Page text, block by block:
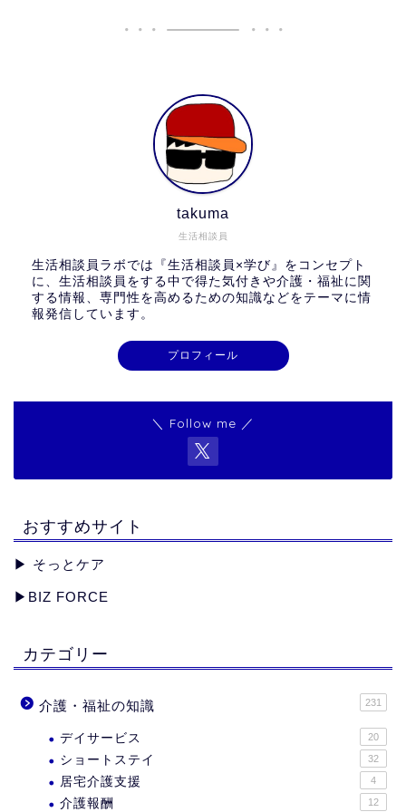
生活相談員
takuma
生活相談員ラボでは『生活相談員×学び』をコンセプト
に、生活相談員をする中で得た気付きや介護・福祉に関
する情報、専門性を高めるための知識などをテーマに情
報発信しています。
プロフィール
＼ Follow me ／
おすすめサイト
▶︎ そっとケア
▶︎ BIZ FORCE
カテゴリー
介護・福祉の知識 231
デイサービス 20
ショートステイ 32
居宅介護支援 4
介護報酬 12